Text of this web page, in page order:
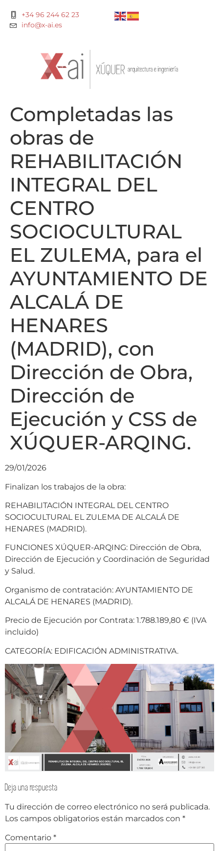
+34 96 244 62 23
info@x-ai.es
Completadas las
obras de
REHABILITACIÓN
INTEGRAL DEL
CENTRO
SOCIOCULTURAL
EL ZULEMA, para el
AYUNTAMIENTO DE
ALCALÁ DE
HENARES
(MADRID), con
Dirección de Obra,
Dirección de
Ejecución y CSS de
XÚQUER-ARQING.
29/01/2026
Finalizan los trabajos de la obra:
REHABILITACIÓN INTEGRAL DEL CENTRO
SOCIOCULTURAL EL ZULEMA DE ALCALÁ DE
HENARES (MADRID).
FUNCIONES XÚQUER-ARQING: Dirección de Obra,
Dirección de Ejecución y Coordinación de Seguridad
y Salud.
Organismo de contratación: AYUNTAMIENTO DE
ALCALÁ DE HENARES (MADRID).
Precio de Ejecución por Contrata: 1.788.189,80 € (IVA
incluido)
CATEGORÍA: EDIFICACIÓN ADMINISTRATIVA.
Deja una respuesta
Tu dirección de correo electrónico no será publicada.
Los campos obligatorios están marcados con *
Comentario *